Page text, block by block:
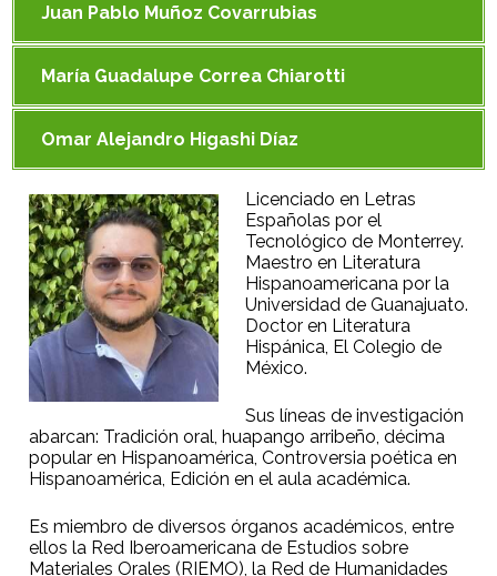
Juan Pablo Muñoz Covarrubias
María Guadalupe Correa Chiarotti
Omar Alejandro Higashi Díaz
Licenciado en Letras
Españolas por el
Tecnológico de Monterrey.
Maestro en Literatura
Hispanoamericana por la
Universidad de Guanajuato.
Doctor en Literatura
Hispánica, El Colegio de
México.
Sus líneas de investigación
abarcan: Tradición oral, huapango arribeño, décima
popular en Hispanoamérica, Controversia poética en
Hispanoamérica, Edición en el aula académica.
Es miembro de diversos órganos académicos, entre
ellos la Red Iberoamericana de Estudios sobre
Materiales Orales (RIEMO), la Red de Humanidades